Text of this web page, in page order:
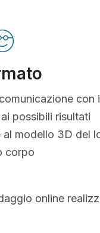
con i
possibili risultati
modello 3D del
corpo
online